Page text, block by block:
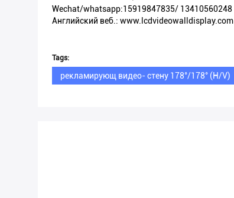
Wechat/whatsapp:15919847835/ 13410560248
Английский веб.: www.lcdvideowalldisplay.com
Tags:
рекламирующ видео- стену 178°/178° (H/V)